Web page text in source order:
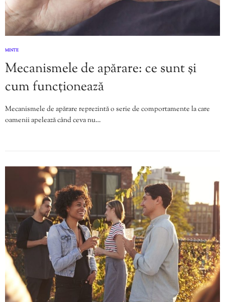
MINTE
Mecanismele de apărare: ce sunt și
cum funcționează
Mecanismele de apărare reprezintă o serie de comportamente la care
oamenii apelează când ceva nu…